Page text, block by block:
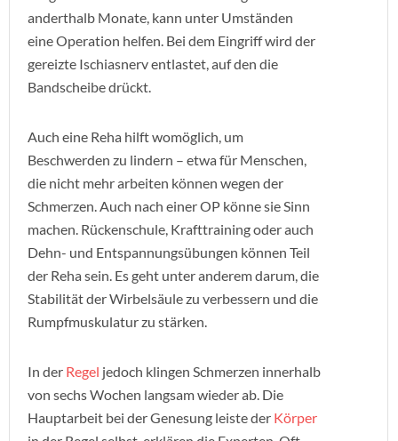
anderthalb Monate, kann unter Umständen
eine Operation helfen. Bei dem Eingriff wird der
gereizte Ischiasnerv entlastet, auf den die
Bandscheibe drückt.
Auch eine Reha hilft womöglich, um
Beschwerden zu lindern – etwa für Menschen,
die nicht mehr arbeiten können wegen der
Schmerzen. Auch nach einer OP könne sie Sinn
machen. Rückenschule, Krafttraining oder auch
Dehn- und Entspannungsübungen können Teil
der Reha sein. Es geht unter anderem darum, die
Stabilität der Wirbelsäule zu verbessern und die
Rumpfmuskulatur zu stärken.
In der Regel jedoch klingen Schmerzen innerhalb
von sechs Wochen langsam wieder ab. Die
Hauptarbeit bei der Genesung leiste der Körper